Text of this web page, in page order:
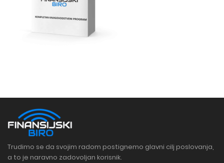
Trudimo se da svojim radom postignemo glavni cilj poslovanja,
a to je naravno zadovoljan korisnik.